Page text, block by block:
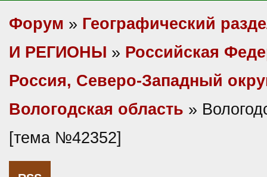
Форум » Географический
И РЕГИОНЫ » Российская
Россия, Северо-Западный
Вологодская область »
[тема №42352]